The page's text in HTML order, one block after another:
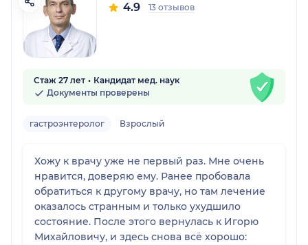
4.9 13 отзывов
Стаж 27 лет
Кандидат мед. наук
Документы проверены
гастроэнтеролог Взрослый
Хожу к врачу уже не первый раз. Мне очень
нравится, доверяю ему. Ранее пробовала
обратиться к другому врачу, но там лечение
оказалось странным и только ухудшило
состояние. После этого вернулась к Игорю
Михайловичу, и здесь снова всё хорошо: